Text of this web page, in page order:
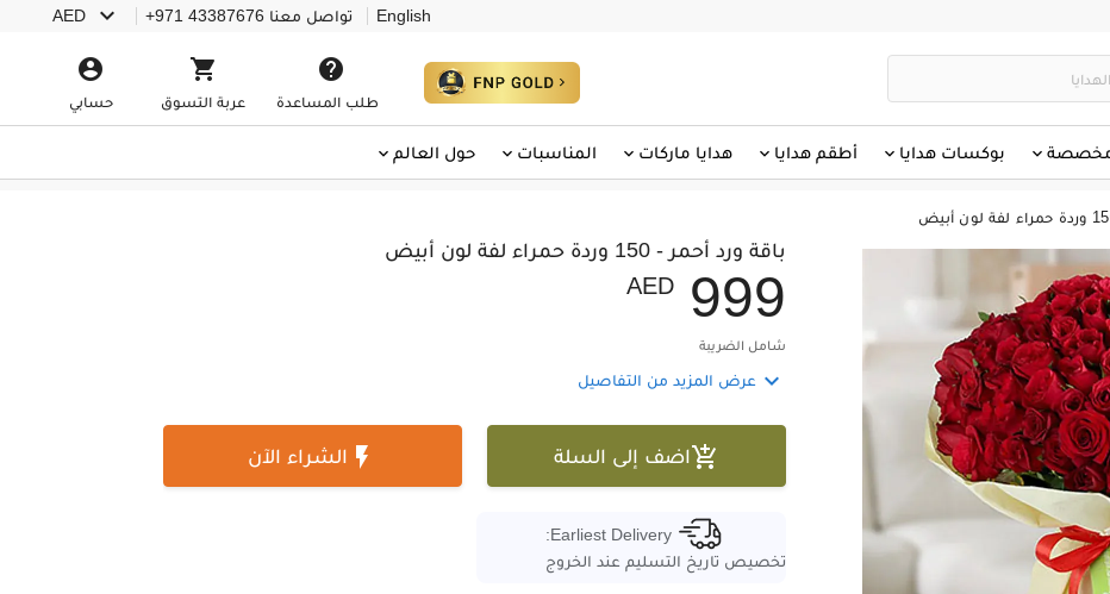
English تواصل معنا +971 43387676
AED 

طلب المساعدة

عربة التسوق

حسابي
مخصصة بوكسات هدايا أطقم هدايا هدايا ماركات المناسبات حول العالم
باقة ورد أحمر - 150 وردة حمراء لفة لون أبيض
AED 999
شامل الضريبة
 عرض المزيد من التفاصيل
اضف إلى السلة  الشراء الآن
Earliest Delivery:
تخصيص تاريخ التسليم عند الخروج